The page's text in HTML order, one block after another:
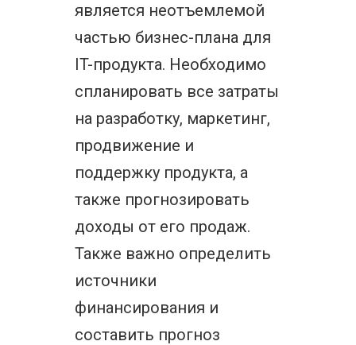
является неотъемлемой
частью бизнес-плана для
IT-продукта. Необходимо
спланировать все затраты
на разработку, маркетинг,
продвижение и
поддержку продукта, а
также прогнозировать
доходы от его продаж.
Также важно определить
источники
финансирования и
составить прогноз